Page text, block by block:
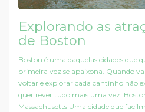
Explorando as
de Boston
Boston é uma daquelas cidades que
primeira vez se apaixona. Quando
voltar e explorar cada cantinho não
quer rever tudo mais uma vez.
Massachusetts Uma cidade que